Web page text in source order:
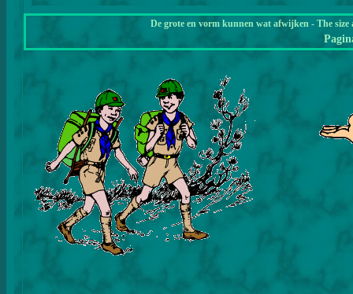
De grote en vorm kunnen wat afwijken - The